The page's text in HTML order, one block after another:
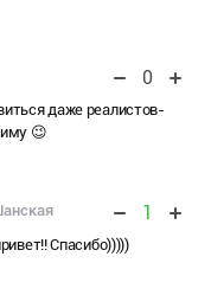
0
даже реалистов-
😉
1
Спасибо)))))